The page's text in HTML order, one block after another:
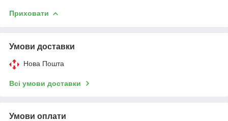
Приховати
Умови доставки
Нова Пошта
Всі умови доставки
Умови оплати